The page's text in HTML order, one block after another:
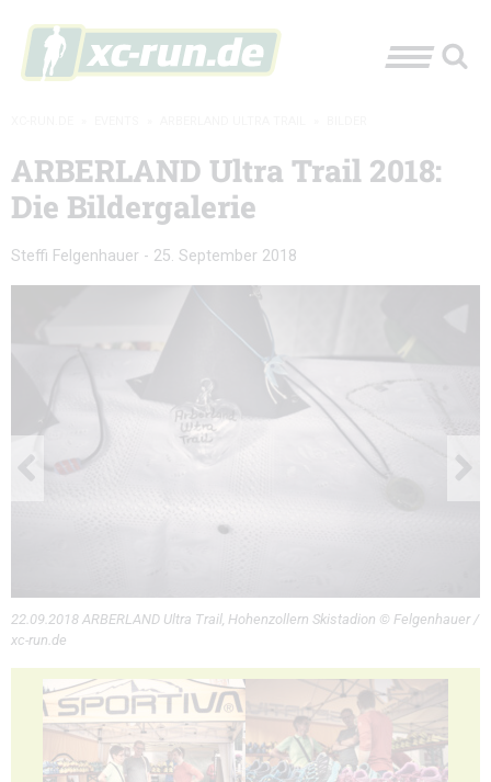
ARBERLAND Ultra Trail 2018:
Die Bildergalerie
Steffi Felgenhauer - 25. September 2018
22.09.2018 ARBERLAND Ultra Trail, Hohenzollern Skistadion © Felgenhauer /
xc-run.de